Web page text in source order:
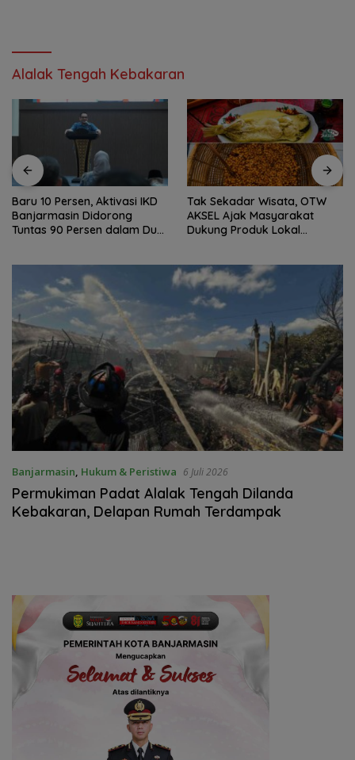
Alalak Tengah Kebakaran
Baru 10 Persen, Aktivasi IKD
Banjarmasin Didorong
Tuntas 90 Persen dalam Dua
Tak Sekadar Wisata, OTW
AKSEL Ajak Masyarakat
Dukung Produk Lokal
Banjarmasin, Hukum & Peristiwa 6 Juli 2026
Permukiman Padat Alalak Tengah Dilanda
Kebakaran, Delapan Rumah Terdampak